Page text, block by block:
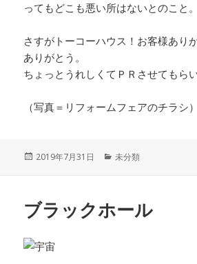
ってもどこも悪い所はないとのこと。
さすがトーコーハウス！お客様あり
ありがとう。
ちょっとうれしくてＰＲさせてもらい
（写真＝リフォームフェアのチラシ）
投
2019年7月31日
カ
ー
未分類
ブラックホール